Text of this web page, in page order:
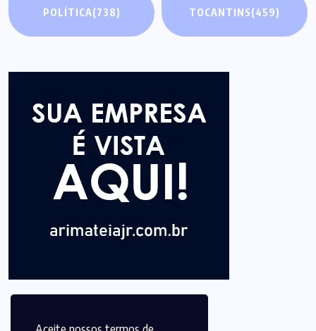
POLÍTICA(738) TOCANTINS(459)